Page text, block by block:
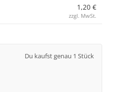
1,20 €
zzgl. MwSt.
Du kaufst genau 1 Stück